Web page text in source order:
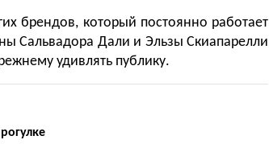
брендов, который постоянно работает
Сальвадора Дали и Эльзы Скиапарелли
удивлять публику.